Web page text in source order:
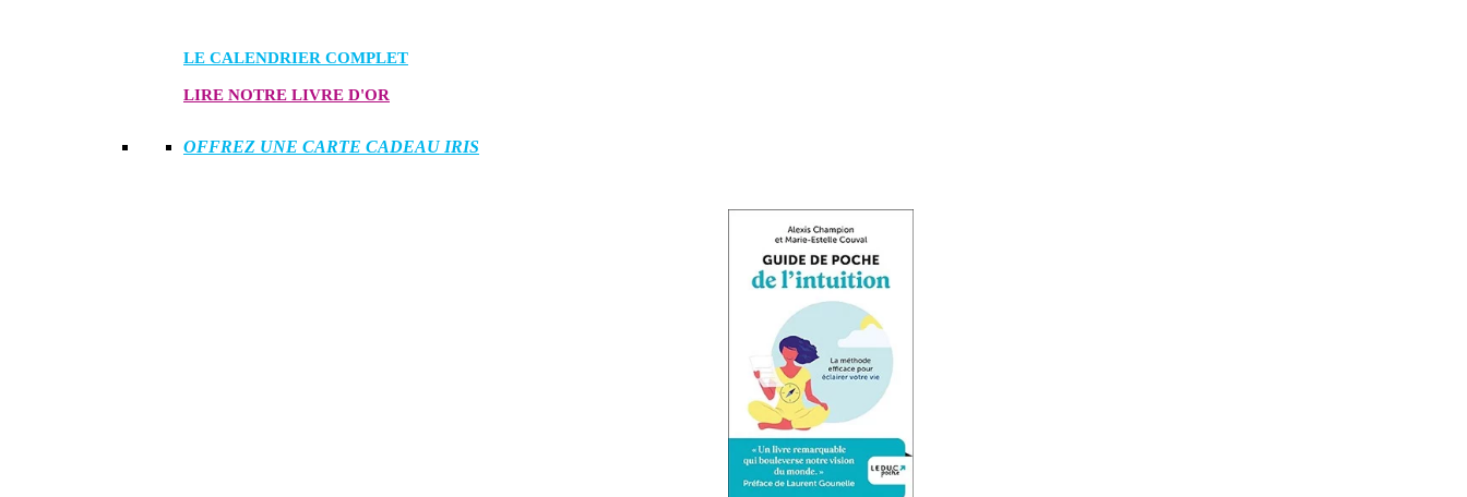
LE CALENDRIER COMPLET
LIRE NOTRE LIVRE D'OR
OFFREZ UNE CARTE CADEAU IRIS